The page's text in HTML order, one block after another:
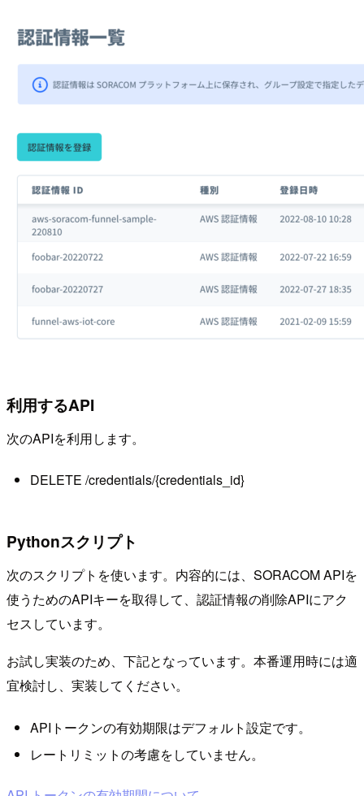
利用するAPI
次のAPIを利用します。
DELETE /credentials/{credentials_id}
Pythonスクリプト
次のスクリプトを使います。内容的には、SORACOM APIを
使うためのAPIキーを取得して、認証情報の削除APIにアク
セスしています。
お試し実装のため、下記となっています。本番運用時には適
宜検討し、実装してください。
APIトークンの有効期限はデフォルト設定です。
レートリミットの考慮をしていません。